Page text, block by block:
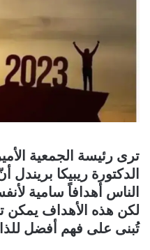
ترى رئيسة الجمعية
الدكتورة ريبيكا
الناس أهدافاً سامية
لكن هذه الأهداف يمكن
تُبنى على فهم أفضل